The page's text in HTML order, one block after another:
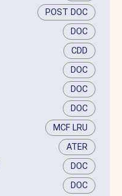
POST DOC
DOC
CDD
DOC
DOC
DOC
MCF LRU
ATER
DOC
DOC